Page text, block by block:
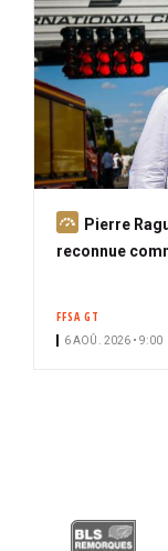
A
b
Pierre
reconnue
FFSA GT
6 AOÛ. 2026 • 9:00